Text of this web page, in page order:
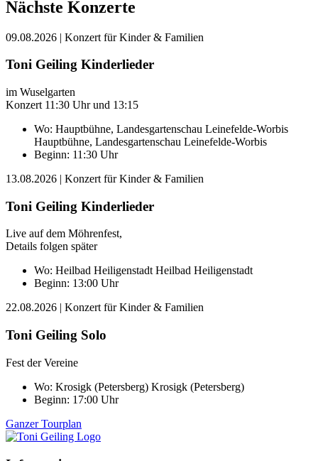
Nächste Konzerte
09.08.2026 | Konzert für Kinder & Familien
Toni Geiling Kinderlieder
im Wuselgarten
Konzert 11:30 Uhr und 13:15
Wo: Hauptbühne, Landesgartenschau Leinefelde-Worbis
Hauptbühne, Landesgartenschau Leinefelde-Worbis
Beginn: 11:30 Uhr
13.08.2026 | Konzert für Kinder & Familien
Toni Geiling Kinderlieder
Live auf dem Möhrenfest,
Details folgen später
Wo: Heilbad Heiligenstadt Heilbad Heiligenstadt
Beginn: 13:00 Uhr
22.08.2026 | Konzert für Kinder & Familien
Toni Geiling Solo
Fest der Vereine
Wo: Krosigk (Petersberg) Krosigk (Petersberg)
Beginn: 17:00 Uhr
Ganzer Tourplan